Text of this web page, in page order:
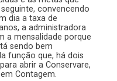
convencendo
dia a taxa de
a administradora
a mensalidade porque
sendo bem
função que, há dois
abrir a Conservare,
Contagem.